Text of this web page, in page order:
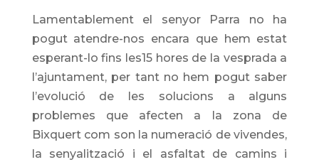
Lamentablement el senyor Parra no ha
pogut atendre-nos encara que hem estat
esperant-lo fins les15 hores de la vesprada a
l’ajuntament, per tant no hem pogut saber
l’evolució de les solucions a alguns
problemes que afecten a la zona de
Bixquert com son la numeració de vivendes,
la senyalització i el asfaltat de camins i